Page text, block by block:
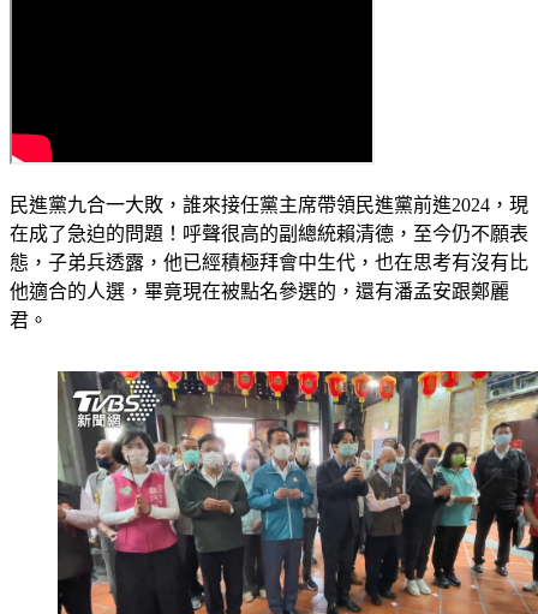
民進黨九合一大敗，誰來接任黨主席帶領民進黨前進2024，現
在成了急迫的問題！呼聲很高的副總統賴清德，至今仍不願表
態，子弟兵透露，他已經積極拜會中生代，也在思考有沒有比
他適合的人選，畢竟現在被點名參選的，還有潘孟安跟鄭麗
君。